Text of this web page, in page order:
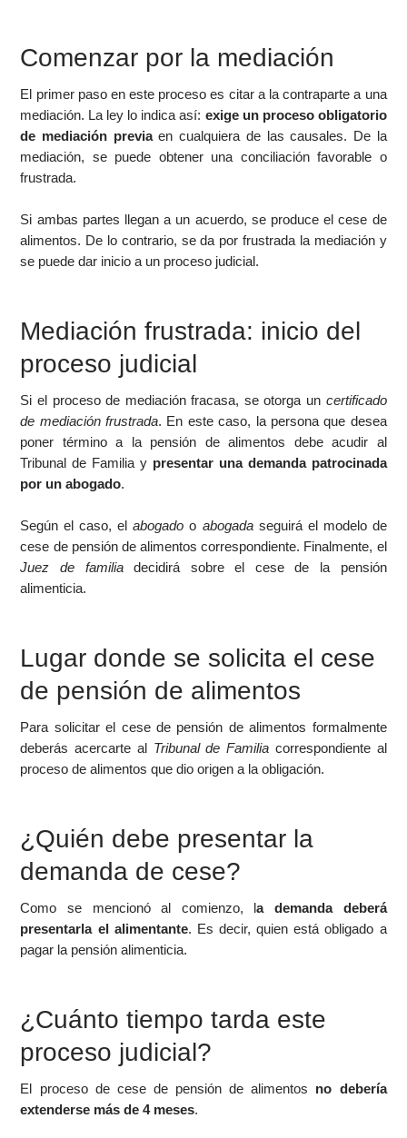
Comenzar por la mediación
El primer paso en este proceso es citar a la contraparte a una
mediación. La ley lo indica así: exige un proceso obligatorio
de mediación previaen cualquiera de las causales. De la
mediación, se puede obtener una conciliación favorable o
frustrada.
Si ambas partes llegan a un acuerdo, se produce el cese de
alimentos. De lo contrario, se da por frustrada la mediación y
se puede dar inicio a un proceso judicial.
Mediación frustrada: inicio del
proceso judicial
Si el proceso de mediación fracasa, se otorga un certificado
de mediación frustrada. En este caso, la persona que desea
poner término a la pensión de alimentos debe acudir al
Tribunal de Familia y presentar una demanda patrocinada
por un abogado.
Según el caso, elabogado o abogadaseguirá el modelo de
cese de pensión de alimentos correspondiente. Finalmente, el
Juez de familiadecidirá sobre el cese de la pensión
alimenticia.
Lugar donde se solicita el cese
de pensión de alimentos
Para solicitar el cese de pensión de alimentos formalmente
deberás acercarte al Tribunal de Familia correspondiente al
proceso de alimentos que dio origen a la obligación.
¿Quién debe presentar la
demanda de cese?
Como se mencionó al comienzo, la demanda deberá
presentarla el alimentante. Es decir, quien está obligado a
pagar la pensión alimenticia.
¿Cuánto tiempo tarda este
proceso judicial?
El proceso de cese de pensión de alimentos no debería
extenderse más de 4 meses.